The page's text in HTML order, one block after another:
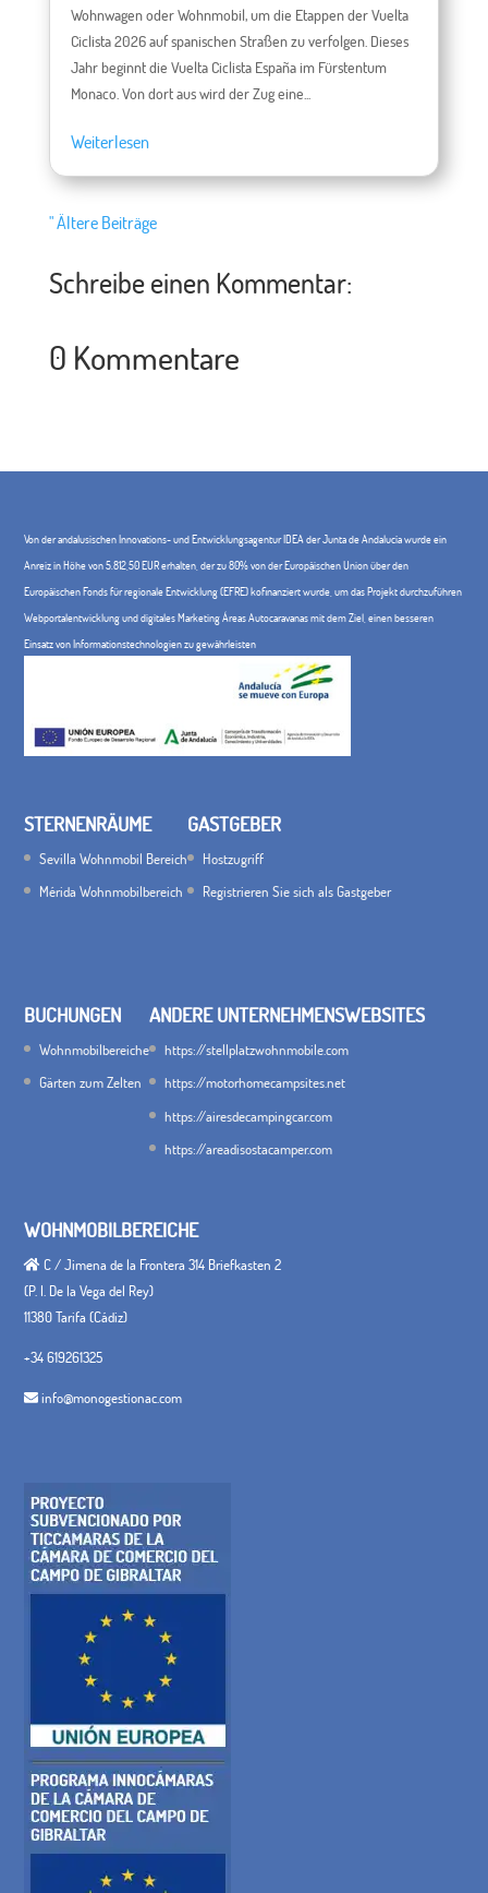
Wohnwagen oder Wohnmobil, um die Etappen der Vuelta
Ciclista 2026 auf spanischen Straßen zu verfolgen. Dieses
Jahr beginnt die Vuelta Ciclista España im Fürstentum
Monaco. Von dort aus wird der Zug eine...
Weiterlesen
" Ältere Beiträge
Schreibe einen Kommentar:
0 Kommentare
Von der andalusischen Innovations- und Entwicklungsagentur IDEA der Junta de Andalucía wurde ein
Anreiz in Höhe von 5.812,50 EUR erhalten, der zu 80% von der Europäischen Union über den
Europäischen Fonds für regionale Entwicklung (EFRE) kofinanziert wurde, um das Projekt durchzuführen
Webportalentwicklung und digitales Marketing Áreas Autocaravanas mit dem Ziel, einen besseren
Einsatz von Informationstechnologien zu gewährleisten
STERNENRÄUME
Sevilla Wohnmobil Bereich
Mérida Wohnmobilbereich
GASTGEBER
Hostzugriff
Registrieren Sie sich als Gastgeber
BUCHUNGEN
Wohnmobilbereiche
Gärten zum Zelten
ANDERE UNTERNEHMENSWEBSITES
https://stellplatzwohnmobile.com
https://motorhomecampsites.net
https://airesdecampingcar.com
https://areadisostacamper.com
WOHNMOBILBEREICHE
C / Jimena de la Frontera 314 Briefkasten 2
(P. I. De la Vega del Rey)
11380 Tarifa (Cádiz)
+34 619261325
info@monogestionac.com